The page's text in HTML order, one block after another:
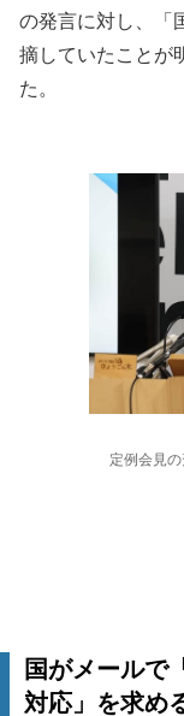
の発言に対し、「
摘していたことが
た。
定例会見
国がメールで
対応」を求め